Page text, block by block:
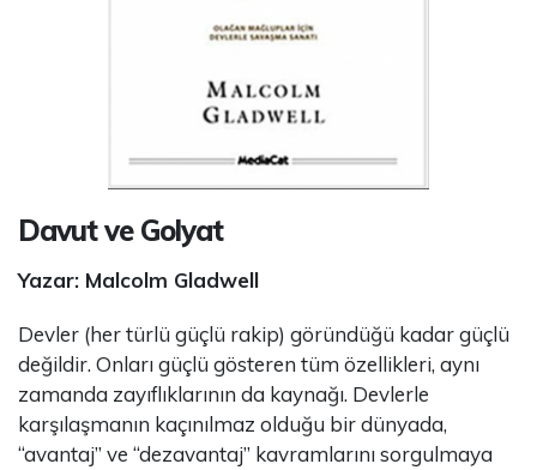
Davut ve Golyat
Yazar: Malcolm Gladwell
Devler (her türlü güçlü rakip) göründüğü kadar güçlü
değildir. Onları güçlü gösteren tüm özellikleri, aynı
zamanda zayıflıklarının da kaynağı. Devlerle
karşılaşmanın kaçınılmaz olduğu bir dünyada,
“avantaj” ve “dezavantaj” kavramlarını sorgulmaya